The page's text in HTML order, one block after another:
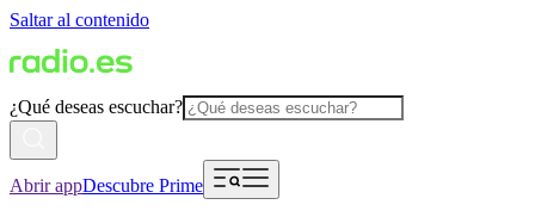
Saltar al contenido
¿Qué deseas escuchar?
Abrir appDescubre Prime